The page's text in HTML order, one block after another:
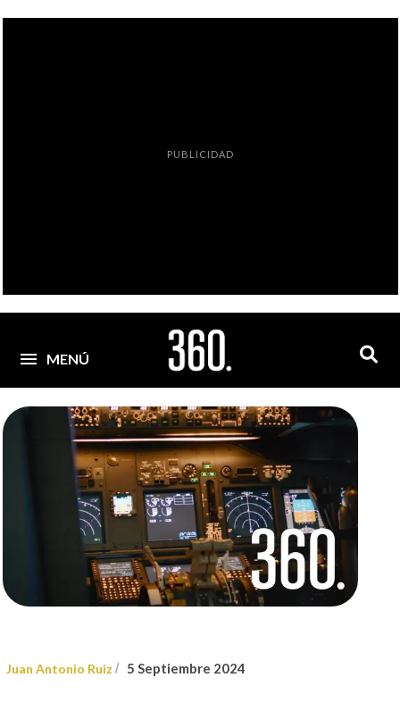
PUBLICIDAD
MENÚ
Juan Antonio Ruiz / 5 Septiembre 2024